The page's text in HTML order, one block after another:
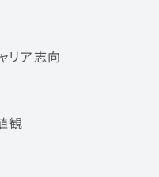
リア志向
観